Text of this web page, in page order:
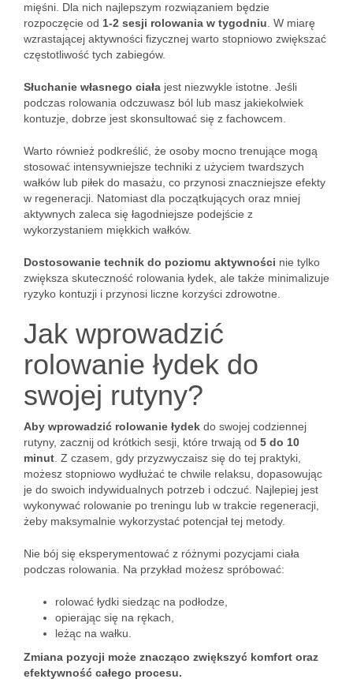
mięśni. Dla nich najlepszym rozwiązaniem będzie
rozpoczęcie od 1-2 sesji rolowania w tygodniu . W miarę
wzrastającej aktywności fizycznej warto stopniowo zwiększać
częstotliwość tych zabiegów.
Słuchanie własnego ciała jest niezwykle istotne. Jeśli
podczas rolowania odczuwasz ból lub masz jakiekolwiek
kontuzje, dobrze jest skonsultować się z fachowcem.
Warto również podkreślić, że osoby mocno trenujące mogą
stosować intensywniejsze techniki z użyciem twardszych
wałków lub piłek do masażu, co przynosi znaczniejsze efekty
w regeneracji. Natomiast dla początkujących oraz mniej
aktywnych zaleca się łagodniejsze podejście z
wykorzystaniem miękkich wałków.
Dostosowanie technik do poziomu aktywności nie tylko
zwiększa skuteczność rolowania łydek, ale także minimalizuje
ryzyko kontuzji i przynosi liczne korzyści zdrowotne.
Jak wprowadzić
rolowanie łydek do
swojej rutyny?
Aby wprowadzić rolowanie łydek do swojej codziennej
rutyny, zacznij od krótkich sesji, które trwają od 5 do 10
minut . Z czasem, gdy przyzwyczaisz się do tej praktyki,
możesz stopniowo wydłużać te chwile relaksu, dopasowując
je do swoich indywidualnych potrzeb i odczuć. Najlepiej jest
wykonywać rolowanie po treningu lub w trakcie regeneracji,
żeby maksymalnie wykorzystać potencjał tej metody.
Nie bój się eksperymentować z różnymi pozycjami ciała
podczas rolowania. Na przykład możesz spróbować:
rolować łydki siedząc na podłodze,
opierając się na rękach,
leżąc na wałku.
Zmiana pozycji może znacząco zwiększyć komfort oraz
efektywność całego procesu.